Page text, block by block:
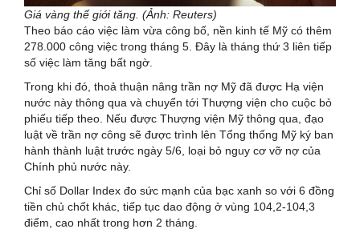
Giá vàng thế giới tăng. (Ảnh: Reuters)
Theo báo cáo việc làm vừa công bố, nền kinh tế Mỹ có thêm
278.000 công việc trong tháng 5. Đây là tháng thứ 3 liên tiếp
số việc làm tăng bất ngờ.
Trong khi đó, thoả thuận nâng trần nợ Mỹ đã được Hạ viện
nước này thông qua và chuyển tới Thượng viện cho cuộc bỏ
phiếu tiếp theo. Nếu được Thượng viện Mỹ thông qua, đạo
luật về trần nợ công sẽ được trình lên Tổng thống Mỹ ký ban
hành thành luật trước ngày 5/6, loại bỏ nguy cơ vỡ nợ của
Chính phủ nước này.
Chỉ số Dollar Index đo sức mạnh của bạc xanh so với 6 đồng
tiền chủ chốt khác, tiếp tục dao động ở vùng 104,2-104,3
điểm, cao nhất trong hơn 2 tháng.